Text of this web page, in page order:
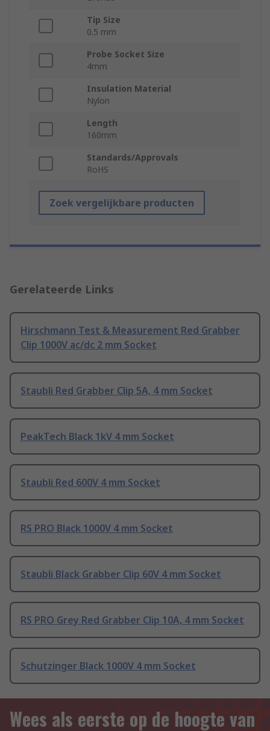
Tip Size
0.5 mm
Probe Socket Size
4mm
Insulation Material
Nylon
Length
160mm
Standards/Approvals
RoHS
Zoek vergelijkbare producten
Gerelateerde Links
Hirschmann Test & Measurement Red Grabber
Clip 1000V ac/dc 2 mm Socket
Staubli Red Grabber Clip 5A, 4 mm Socket
PeakTech Black 1kV 4 mm Socket
Staubli Red 600V 4 mm Socket
RS PRO Black 1000V 4 mm Socket
Staubli Black Grabber Clip 60V 4 mm Socket
RS PRO Grey Red Grabber Clip 10A, 4 mm Socket
Schutzinger Black 1000V 4 mm Socket
Wees als eerste op de hoogte van